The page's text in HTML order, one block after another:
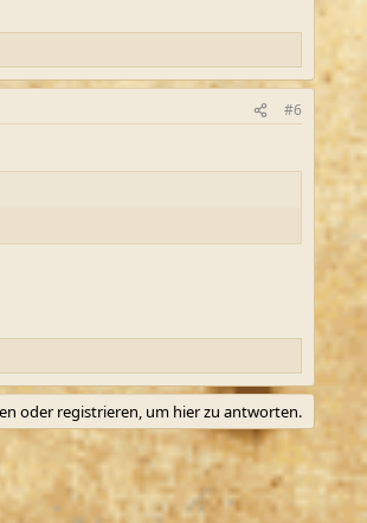
#6
oder registrieren, um hier zu antworten.